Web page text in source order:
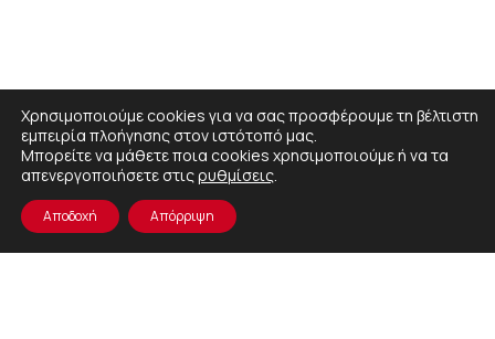
Χρησιμοποιούμε cookies για να σας προσφέρουμε τη βέλτιστη
εμπειρία πλοήγησης στον ιστότοπό μας.
Μπορείτε να μάθετε ποια cookies χρησιμοποιούμε ή να τα
απενεργοποιήσετε στιςρυθμίσεις.
Αποδοχή Απόρριψη